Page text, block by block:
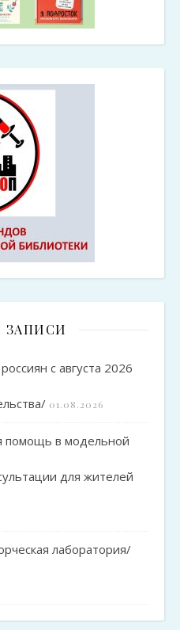
ЗАПИСИ
с августа 2026
01.08.2026
помощь в модельной
для жителей
лаборатория/